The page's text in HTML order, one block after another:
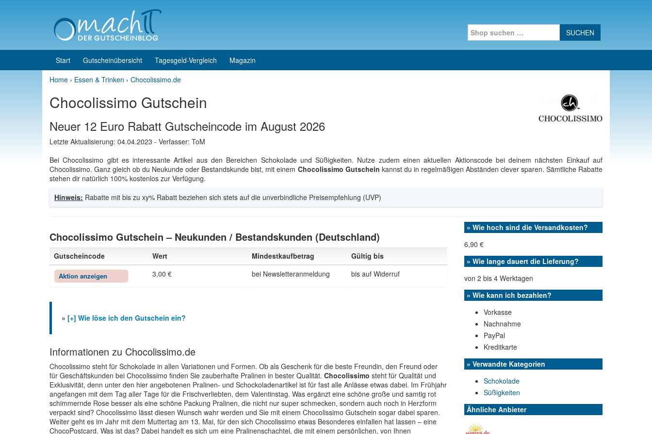
Search for:
Start Gutscheinübersicht Tagesgeld-Vergleich
Magazin
Home › Essen & Trinken › Chocolissimo.de
Chocolissimo Gutschein
Neuer 12 Euro Rabatt Gutscheincode im August 2026
Letzte Aktualisierung: 04.04.2023 - Verfasser: ToM
Bei Chocolissimo gibt es interessante Artikel aus den Bereichen Schokolade und Süßigkeiten. Nutze zudem einen aktuellen Aktionscode bei deinem nächsten Einkauf auf
Chocolissimo. Ganz gleich ob du Neukunde oder Bestandskunde bist, mit einem Chocolissimo Gutschein kannst du in regelmäßigen Abständen clever sparen. Sämtliche Rabatte
stehen dir natürlich 100% kostenlos zur Verfügung.
Hinweis: Rabatte mit bis zu xy% Rabatt beziehen sich stets auf die unverbindliche Preisempfehlung (UVP)
Chocolissimo Gutschein – Neukunden / Bestandskunden (Deutschland)
Gutscheincode Wert Mindestkaufbetrag Gültig bis
Aktion anzeigen 3,00 € bei Newsletteranmeldung bis auf Widerruf
» [+] Wie löse ich den Gutschein ein?
Informationen zu Chocolissimo.de
Chocolissimo steht für Schokolade in allen Variationen und Formen. Ob als Geschenk für die beste Freundin, den Freund oder
für Geschäftskunden bei Chocolissimo finden Sie zauberhafte Pralinen in bester Qualität. Chocolissimo steht für Qualität und
Exklusivität, denn unter den hier angebotenen Pralinen- und Schockoladenartikel ist für fast alle Anlässe etwas dabei. Im Frühjahr
angefangen mit dem Tag aller Tage für die Frischverliebten, dem Valentinstag. Was ergänzt eine schöne große und samtig rot
schimmernde Rose besser als eine schöne Packung Pralinen, die nicht nur super schmecken, sondern auch noch in Herzform
verpackt sind? Chocolissimo lässt diesen Wunsch wahr werden und Sie mit einem Chocolissimo Gutschein sogar dabei sparen.
Weiter geht es im Jahr mit dem Muttertag am 13. Mai, für den sich Chocolissimo etwas Besonderes einfallen hat lassen – eine
ChocoPostcard. Was ist das? Dabei handelt es sich um eine Pralinenschachtel, die mit einem persönlichen, von Ihnen
» Wie hoch sind die Versandkosten?
6,90 €
» Wie lange dauert die Lieferung?
von 2 bis 4 Werktagen
» Wie kann ich bezahlen?
Vorkasse
Nachnahme
PayPal
Kreditkarte
» Verwandte Kategorien
Schokolade
Süßigkeiten
Ähnliche Anbieter